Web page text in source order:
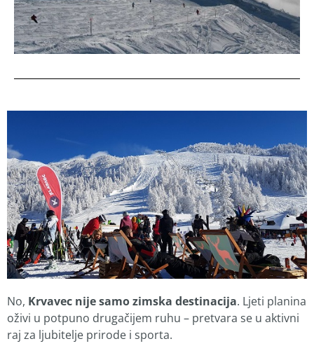
No, Krvavec nije samo zimska destinacija. Ljeti planina
oživi u potpuno drugačijem ruhu – pretvara se u aktivni
raj za ljubitelje prirode i sporta.